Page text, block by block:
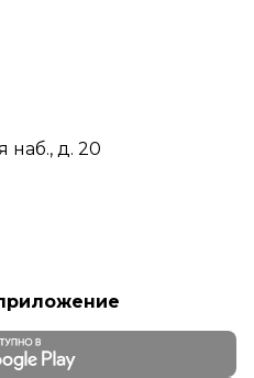
наб., д. 20